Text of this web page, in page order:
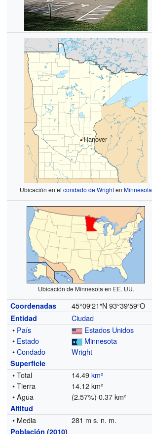
Hanover
Ubicación en elcondado de WrightenMinnesota
Ubicación de Minnesota en EE. UU.
Coordenadas 45°09′21″N 93°39′59″O
Entidad
Ciudad
• País
Estados Unidos
• Estado
Minnesota
•Condado Wright
Superficie
• Total 14.49km²
• Tierra
14.12 km²
• Agua
(2.57%) 0.37 km²
Altitud
• Media 281 m s. n. m.
Población (2010)